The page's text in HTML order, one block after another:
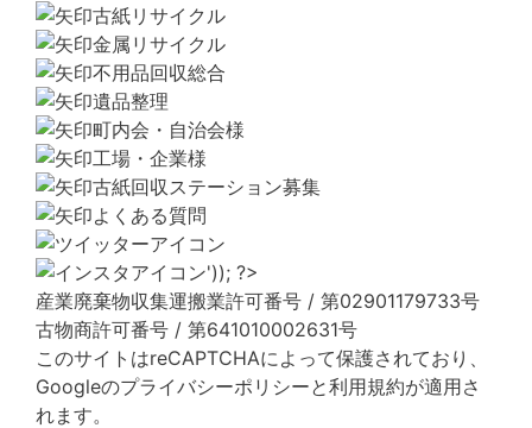
古紙リサイクル
金属リサイクル
不用品回収総合
遺品整理
町内会・自治会様
工場・企業様
古紙回収ステーション募集
よくある質問
産業廃棄物収集運搬業許可番号 / 第02901179733号
古物商許可番号 / 第641010002631号
このサイトはreCAPTCHAによって保護されており、
Googleのプライバシーポリシーと利用規約が適用さ
れます。